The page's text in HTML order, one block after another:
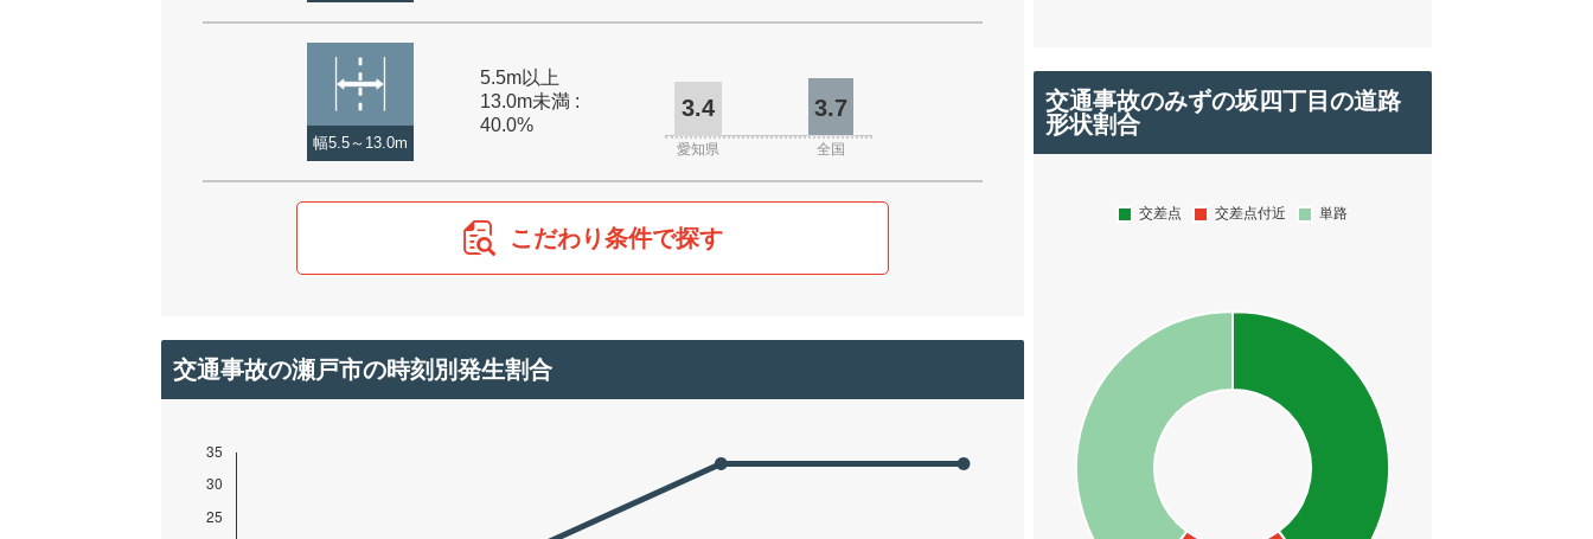
幅5.5～13.0m
5.5m以上
13.0m未満 :
40.0%
3.4 3.7
愛知県 全国
こだわり条件で探す
交通事故の瀬戸市の時刻別発生割合
交通事故のみずの坂四丁目の道路
形状割合